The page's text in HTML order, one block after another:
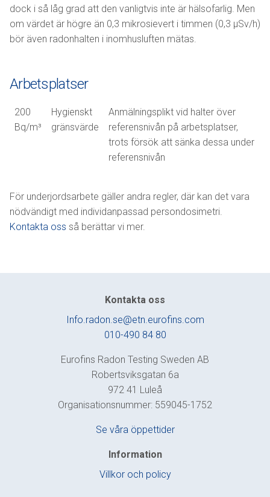
dock i så låg grad att den vanligtvis inte är hälsofarlig. Men
om värdet är högre än 0,3 mikrosievert i timmen (0,3 µSv/h)
bör även radonhalten i inomhusluften mätas.
Arbetsplatser
200
Bq/m³
Hygienskt
gränsvärde
Anmälningsplikt vid halter över
referensnivån på arbetsplatser,
trots försök att sänka dessa under
referensnivån
För underjordsarbete gäller andra regler, där kan det vara
nödvändigt med individanpassad persondosimetri.
Kontakta oss så berättar vi mer.
Kontakta oss
Info.radon.se@etn.eurofins.com
010-490 84 80
Eurofins Radon Testing Sweden AB
Robertsviksgatan 6a
972 41 Luleå
Organisationsnummer: 559045-1752
Se våra öppettider
Information
Villkor och policy